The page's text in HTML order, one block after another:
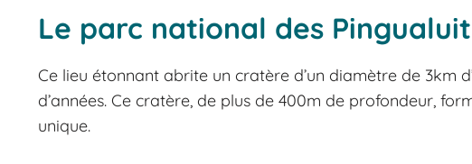
Le parc national des Pingualuit
Ce lieu étonnant abrite un cratère d’un diamètre de 3km
d’années. Ce cratère, de plus de 400m de profondeur,
unique.